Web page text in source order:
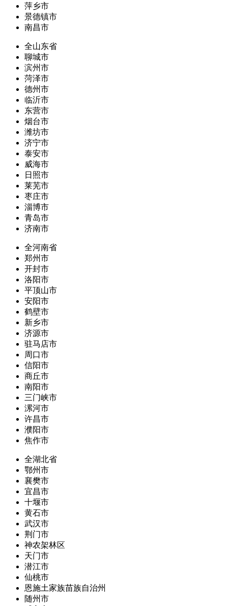
萍乡市
景德镇市
南昌市
全山东省
聊城市
滨州市
菏泽市
德州市
临沂市
东营市
烟台市
潍坊市
济宁市
泰安市
威海市
日照市
莱芜市
枣庄市
淄博市
青岛市
济南市
全河南省
郑州市
开封市
洛阳市
平顶山市
安阳市
鹤壁市
新乡市
济源市
驻马店市
周口市
信阳市
商丘市
南阳市
三门峡市
漯河市
许昌市
濮阳市
焦作市
全湖北省
鄂州市
襄樊市
宜昌市
十堰市
黄石市
武汉市
荆门市
神农架林区
天门市
潜江市
仙桃市
恩施土家族苗族自治州
随州市